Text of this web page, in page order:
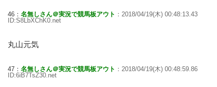
46： 名無しさん＠実況で競馬板アウト ：2018/04/19(木) 00:48:13.43
ID:S8LbXChK0.net
丸山元気
47： 名無しさん＠実況で競馬板アウト ：2018/04/19(木) 00:48:59.86
ID:6iB7TsZ30.net